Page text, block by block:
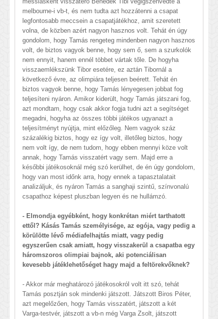
melbourne-i vb-t, és nem tudta azt hozzátenni a csapat
legfontosabb meccsein a csapatjátékhoz, amit szeretett
volna, de közben azért nagyon hasznos volt. Tehát én úgy
gondolom, hogy Tamás rengeteg mindenben nagyon hasznos
volt, de biztos vagyok benne, hogy sem ő, sem a szurkolók
nem ennyit, hanem ennél többet vártak tőle. De hogyha
visszaemlékszünk Tibor esetére, ez aztán Tibornál a
következő évre, az olimpiára teljesen beérett. Tehát én
biztos vagyok benne, hogy Tamás lényegesen jobbat fog
teljesíteni nyáron. Amikor kiderült, hogy Tamás játszani fog,
azt mondtam, hogy csak akkor fogja tudni azt a segítséget
megadni, hogyha az összes többi játékos ugyanazt a
teljesítményt nyújtja, mint előzőleg. Nem vagyok száz
százalékig biztos, hogy ez így volt, illetőleg biztos, hogy
nem volt így, de nem tudom, hogy ebben mennyi köze volt
annak, hogy Tamás visszatért vagy sem. Majd erre a
későbbi játékosoknál még szó kerülhet, de én úgy gondolom,
hogy van most időnk arra, hogy ennek a tapasztalatait
analizáljuk, és nyáron Tamás a sanghaji szintű, színvonalú
csapathoz képest pluszban legyen és ne hullámzó.
- Elmondja egyébként, hogy konkrétan miért tarthatott
ettől? Kásás Tamás személyisége, az egója, vagy pedig a
körülötte lévő médiafelhajtás miatt, vagy pedig
egyszerűen csak amiatt, hogy visszakerül a csapatba egy
háromszoros olimpiai bajnok, aki potenciálisan
kevesebb játéklehetőséget hagy majd a feltörekvőknek?
- Akkor már meghatározó játékosokról volt itt szó, tehát
Tamás posztján sok mindenki játszott. Játszott Biros Péter,
azt megelőzően, hogy Tamás visszatért, játszott a két
Varga-testvér, játszott a vb-n még Varga Zsolt, játszott